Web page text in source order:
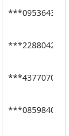
***09536436**
***22880420**
***43770708**
***08598404**